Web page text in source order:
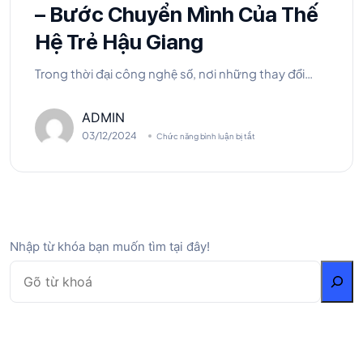
– Bước Chuyển Mình Của Thế
Hệ Trẻ Hậu Giang
Trong thời đại công nghệ số, nơi những thay đổi…
ADMIN
03/12/2024 Chức năng bình luận bị tắt
Nhập từ khóa bạn muốn tìm tại đây!